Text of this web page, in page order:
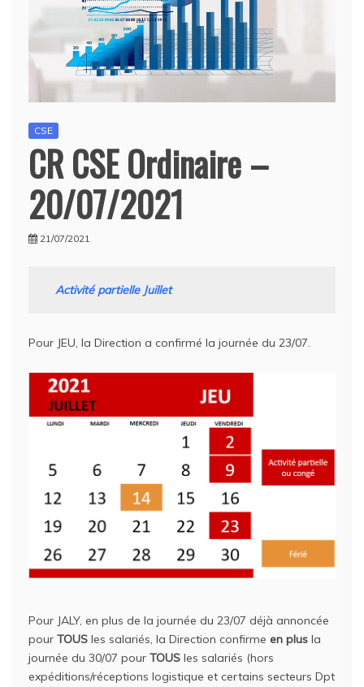
CSE
CR CSE Ordinaire –
20/07/2021
21/07/2021
Activité partielle Juillet
Pour JEU, la Direction a confirmé la journée du 23/07.
Pour JALY, en plus de la journée du 23/07 déjà annoncée
pour TOUS les salariés, la Direction confirme en plus la
journée du 30/07 pour TOUS les salariés (hors
expéditions/réceptions logistique et certains secteurs Dpt